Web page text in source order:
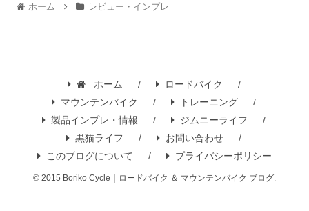
ホーム レビュー・インプレ
ホーム
ロードバイク
マウンテンバイク
トレーニング
製品インプレ・情報
ジムニーライフ
黒猫ライフ
お問い合わせ
このブログについて
プライバシーポリシー
© 2015 Boriko Cycle｜ロードバイク ＆ マウンテンバイク ブログ.